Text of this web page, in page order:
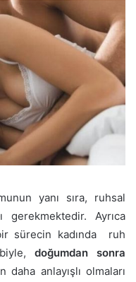
yanı sıra, ruhsal
gerekmektedir. Ayrıca
sürecin kadında ruh
doğumdan sonra
anlayışlı olmaları